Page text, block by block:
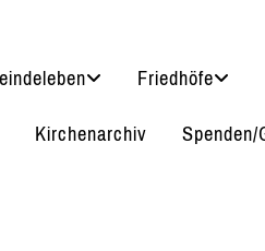
Friedhöfe
Kirchenarchiv